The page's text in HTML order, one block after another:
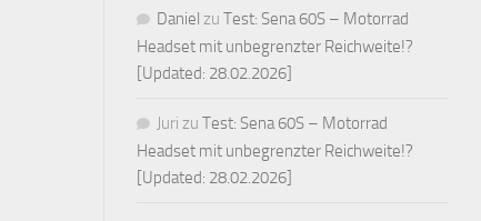
Slicks
MontiergeräteNavigation
Video
Daniel zu Test: Sena 60S – Motorrad
Headset mit unbegrenzter Reichweite!?
[Updated: 28.02.2026]
Juri zu Test: Sena 60S – Motorrad
Headset mit unbegrenzter Reichweite!?
[Updated: 28.02.2026]